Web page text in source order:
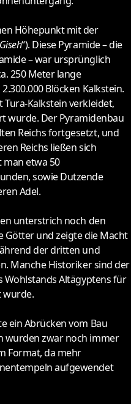
Höhepunkt mit der
“). Diese Pyramide – die
– war ursprünglich
250 Meter lange
Blöcken Kalkstein.
Kalkstein verkleidet,
wurde. Der Pyramidenbau
Reichs fortgesetzt, und
Reichs ließen sich
man etwa 50
sowie Dutzende
Adel.
unterstrich noch den
Götter und zeigte die Macht
der dritten und
Manche Historiker sind der
Wohlstands Altägyptens für
wurde.
ein Abrücken vom Bau
wurden zwar noch immer
Format, da mehr
aufgewendet